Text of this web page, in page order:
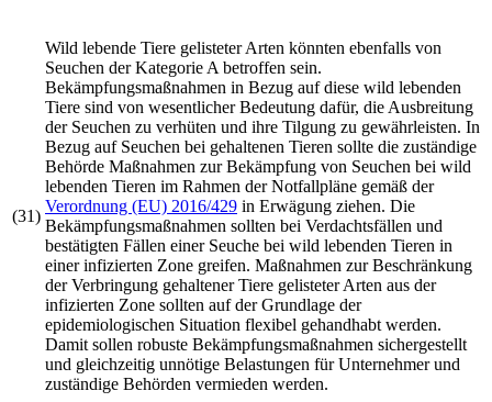
(31)
Wild lebende Tiere gelisteter Arten könnten ebenfalls von
Seuchen der Kategorie A betroffen sein.
Bekämpfungsmaßnahmen in Bezug auf diese wild lebenden
Tiere sind von wesentlicher Bedeutung dafür, die Ausbreitung
der Seuchen zu verhüten und ihre Tilgung zu gewährleisten. In
Bezug auf Seuchen bei gehaltenen Tieren sollte die zuständige
Behörde Maßnahmen zur Bekämpfung von Seuchen bei wild
lebenden Tieren im Rahmen der Notfallpläne gemäß der
Verordnung (EU) 2016/429 in Erwägung ziehen. Die
Bekämpfungsmaßnahmen sollten bei Verdachtsfällen und
bestätigten Fällen einer Seuche bei wild lebenden Tieren in
einer infizierten Zone greifen. Maßnahmen zur Beschränkung
der Verbringung gehaltener Tiere gelisteter Arten aus der
infizierten Zone sollten auf der Grundlage der
epidemiologischen Situation flexibel gehandhabt werden.
Damit sollen robuste Bekämpfungsmaßnahmen sichergestellt
und gleichzeitig unnötige Belastungen für Unternehmer und
zuständige Behörden vermieden werden.